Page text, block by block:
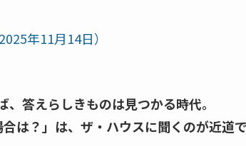
年11月14日）
、答えらしきものは見つかる時代。
は？」は、 ザ・ハウスに聞くのが近道で